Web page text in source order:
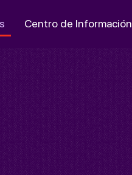
Centro de Información